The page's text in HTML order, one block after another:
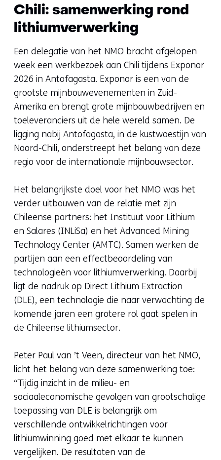
Chili: samenwerking rond
lithiumverwerking
Een delegatie van het NMO bracht afgelopen
week een werkbezoek aan Chili tijdens Exponor
2026 in Antofagasta. Exponor is een van de
grootste mijnbouwevenementen in Zuid-
Amerika en brengt grote mijnbouwbedrijven en
toeleveranciers uit de hele wereld samen. De
ligging nabij Antofagasta, in de kustwoestijn van
Noord-Chili, onderstreept het belang van deze
regio voor de internationale mijnbouwsector.
Het belangrijkste doel voor het NMO was het
verder uitbouwen van de relatie met zijn
Chileense partners: het Instituut voor Lithium
en Salares (INLiSa) en het Advanced Mining
Technology Center (AMTC). Samen werken de
partijen aan een effectbeoordeling van
technologieën voor lithiumverwerking. Daarbij
ligt de nadruk op Direct Lithium Extraction
(DLE), een technologie die naar verwachting de
komende jaren een grotere rol gaat spelen in
de Chileense lithiumsector.
Peter Paul van ’t Veen, directeur van het NMO,
licht het belang van deze samenwerking toe:
“Tijdig inzicht in de milieu- en
sociaaleconomische gevolgen van grootschalige
toepassing van DLE is belangrijk om
verschillende ontwikkelrichtingen voor
lithiumwinning goed met elkaar te kunnen
vergelijken. De resultaten van de